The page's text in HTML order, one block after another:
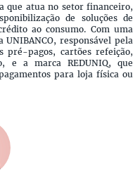
que atua no setor financeiro,
de soluções de
ao consumo. Com uma
responsável pela
pré-pagos, cartões refeição,
e a marca REDUNIQ, que
para loja física ou